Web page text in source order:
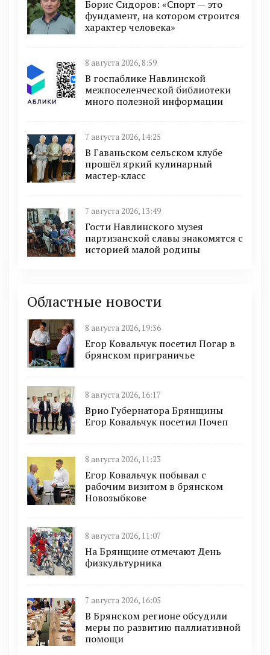
Борис Сидоров: «Спорт — это
фундамент, на котором строится
характер человека»
8 августа 2026, 8:59
В госпаблике Навлинской
межпоселенческой библиотеки
много полезной информации
7 августа 2026, 14:25
В Гаваньском сельском клубе
прошёл яркий кулинарный
мастер‑класс
7 августа 2026, 13:49
Гости Навлинского музея
партизанской славы знакомятся с
историей малой родины
Областные новости
8 августа 2026, 19:36
Егор Ковальчук посетил Погар в
брянском приграничье
8 августа 2026, 16:17
Врио Губернатора Брянщины
Егор Ковальчук посетил Почеп
8 августа 2026, 11:23
Егор Ковальчук побывал с
рабочим визитом в брянском
Новозыбкове
8 августа 2026, 11:07
На Брянщине отмечают День
физкультурника
7 августа 2026, 16:05
В Брянском регионе обсудили
меры по развитию паллиативной
помощи